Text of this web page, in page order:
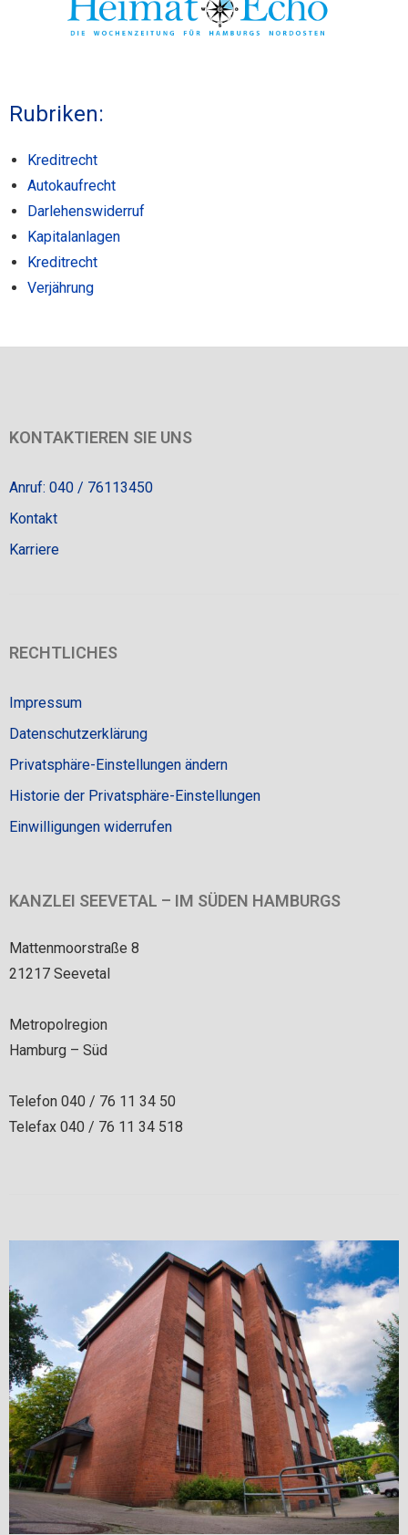
Rubriken:
Kreditrecht
Autokaufrecht
Darlehenswiderruf
Kapitalanlagen
Kreditrecht
Verjährung
KONTAKTIEREN SIE UNS
Anruf: 040 / 76113450
Kontakt
Karriere
RECHTLICHES
Impressum
Datenschutzerklärung
Privatsphäre-Einstellungen ändern
Historie der Privatsphäre-Einstellungen
Einwilligungen widerrufen
KANZLEI SEEVETAL – IM SÜDEN HAMBURGS
Mattenmoorstraße 8
21217 Seevetal
Metropolregion
Hamburg – Süd
Telefon 040 / 76 11 34 50
Telefax 040 / 76 11 34 518